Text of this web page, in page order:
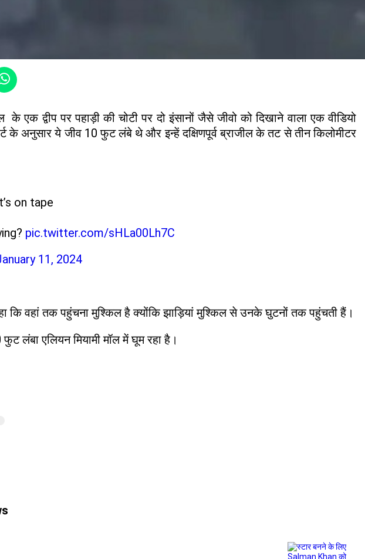
एक द्वीप पर पहाड़ी की चोटी पर दो इंसानों जैसे जीवो को दिखाने वाला एक वीडियो
के अनुसार ये जीव 10 फुट लंबे थे और इन्हें दक्षिणपूर्व ब्राजील के तट से तीन किलोमीटर
on tape
pic.twitter.com/sHLa00Lh7C
11, 2024
कि वहां तक पहुंचना मुश्किल है क्योंकि झाड़ियां मुश्किल से उनके घुटनों तक पहुंचती हैं।
एलियन मियामी मॉल में घूम रहा है।